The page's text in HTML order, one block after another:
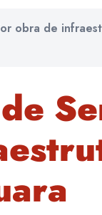
obra de